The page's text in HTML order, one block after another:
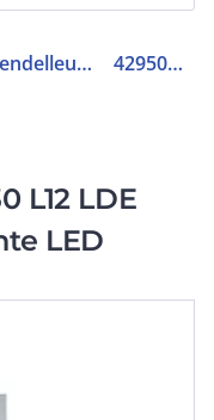
Pendelleuchte 42950869
L12 LDE
LED